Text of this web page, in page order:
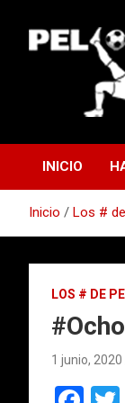
contenido
INICIO
Inicio Los #
LOS # DE
1 junio, 2020